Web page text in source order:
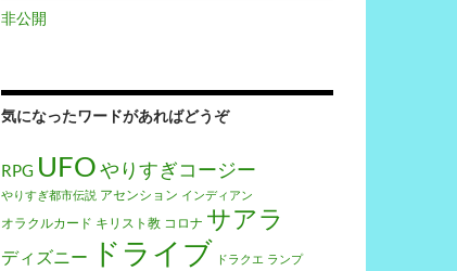
非公開
気になったワードがあればどうぞ
RPG UFOやりすぎコージー
やりすぎ都市伝説 アセンション インディアン
オラクルカード キリスト教 コロナ サアラ
ディズニー ドライブ ドラクエ ランプ